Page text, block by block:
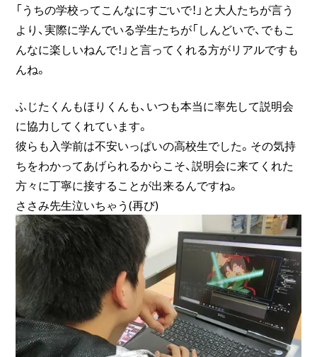
「うちの学校ってこんなにすごいで！」と大人たちが言う
より、実際に学んでいる学生たちが「しんどいで、でもこ
んなに楽しいねんで！」と言ってくれる方がリアルですも
んね。
ふじたくんもほりくんも、いつも本当に率先して説明会
に協力してくれています。
彼らも入学前は不安いっぱいの高校生でした。その気持
ちをわかってあげられるからこそ、説明会に来てくれた
方々に丁寧に接することが出来るんですね。
ささみ先生泣いちゃう(再び)